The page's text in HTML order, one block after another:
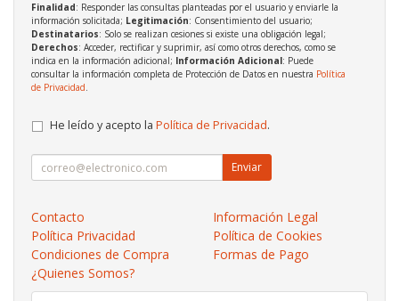
Finalidad: Responder las consultas planteadas por el usuario y enviarle la
información solicitada; Legitimación: Consentimiento del usuario;
Destinatarios: Solo se realizan cesiones si existe una obligación legal;
Derechos: Acceder, rectificar y suprimir, así como otros derechos, como se
indica en la información adicional; Información Adicional: Puede
consultar la información completa de Protección de Datos en nuestra Política
de Privacidad.
He leído y acepto la Política de Privacidad.
Enviar
Contacto
Información Legal
Política Privacidad
Política de Cookies
Condiciones de Compra
Formas de Pago
¿Quienes Somos?